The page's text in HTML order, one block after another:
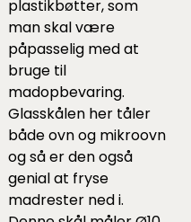
plastikbøtter, som
man skal være
påpasselig med at
bruge til
madopbevaring.
Glasskålen her tåler
både ovn og mikroovn
og så er den også
genial at fryse
madrester ned i.